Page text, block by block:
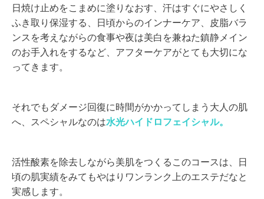
日焼け止めをこまめに塗りなおす、汗はすぐにやさしく
ふき取り保湿する、日頃からのインナーケア、皮脂バラ
ンスを考えながらの食事や夜は美白を兼ねた鎮静メイン
のお手入れをするなど、アフターケアがとても大切にな
ってきます。
それでもダメージ回復に時間がかかってしまう大人の肌
へ、スペシャルなのは水光ハイドロフェイシャル。
活性酸素を除去しながら美肌をつくるこのコースは、
日
頃の肌実績をみてもやはりワンランク上のエステだなと
実感します。